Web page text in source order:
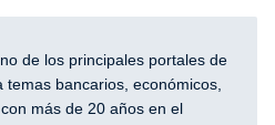
de los principales portales de
bancarios, económicos,
más de 20 años en el